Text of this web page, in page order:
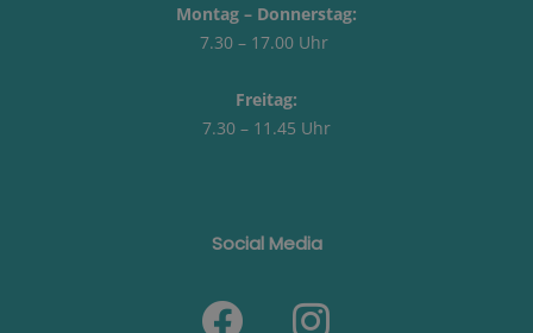
Montag – Donnerstag:
7.30 – 17.00 Uhr
Freitag:
7.30 – 11.45 Uhr
Social Media